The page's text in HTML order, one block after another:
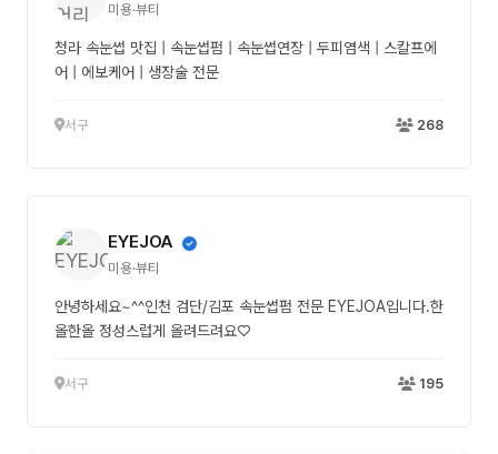
미용·뷰티
청라 속눈썹 맛집 | 속눈썹펌 | 속눈썹연장 | 두피염색 | 스칼프에
어 | 에보케어 | 생장술 전문
서구 268
EYEJOA
미용·뷰티
안녕하세요~^^인천 검단/김포 속눈썹펌 전문 EYEJOA입니다.한
올한올 정성스럽게 올려드려요♡
서구 195